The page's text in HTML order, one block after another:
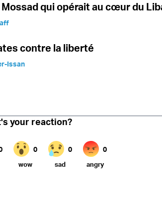
qui opérait au cœur du
contre la liberté
Issan